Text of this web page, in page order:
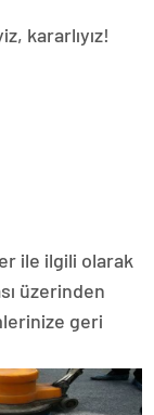
kararlıyız!
ile ilgili olarak
üzerinden
geri